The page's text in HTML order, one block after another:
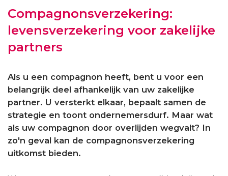
Compagnonsverzekering:
levensverzekering voor zakelijke
partners
Als u een compagnon heeft, bent u voor een
belangrijk deel afhankelijk van uw zakelijke
partner. U versterkt elkaar, bepaalt samen de
strategie en toont ondernemersdurf. Maar wat
als uw compagnon door overlijden wegvalt? In
zo'n geval kan de compagnonsverzekering
uitkomst bieden.